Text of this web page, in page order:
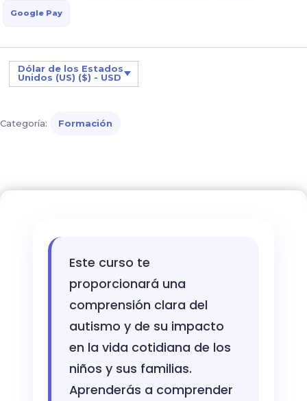
autismo:
y
soluciones
para
vida
Google Pay
Dólar de los Estados
Unidos (US) ($) - USD
Categoría: Formación
Este curso te
proporcionará una
comprensión clara del
autismo y de su impacto
en la vida cotidiana de los
niños y sus familias.
Aprenderás a comprender